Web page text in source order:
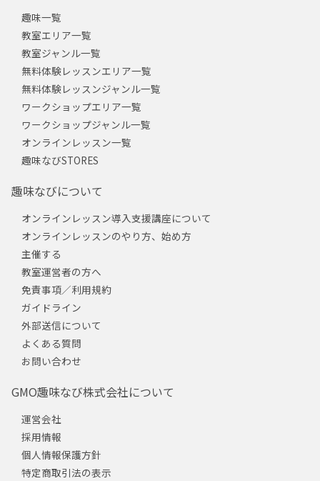
趣味一覧
教室エリア一覧
教室ジャンル一覧
無料体験レッスンエリア一覧
無料体験レッスンジャンル一覧
ワークショップエリア一覧
ワークショップジャンル一覧
オンラインレッスン一覧
趣味なびSTORES
趣味なびについて
オンラインレッスン導入支援講座について
オンラインレッスンのやり方、始め方
主催する
教室運営者の方へ
免責事項／利用規約
ガイドライン
外部送信について
よくある質問
お問い合わせ
GMO趣味なび株式会社について
運営会社
採用情報
個人情報保護方針
特定商取引法の表示